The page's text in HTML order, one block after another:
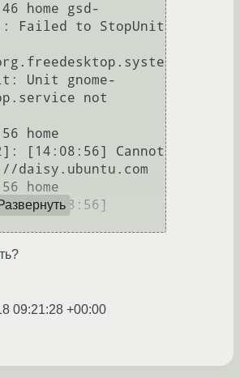
home gsd-
Failed to StopUnit
Unit gnome-
not
home
[14:08:56] Cannot
daisy.ubuntu.com
home
[14:08:56]
09:21:28 +00:00